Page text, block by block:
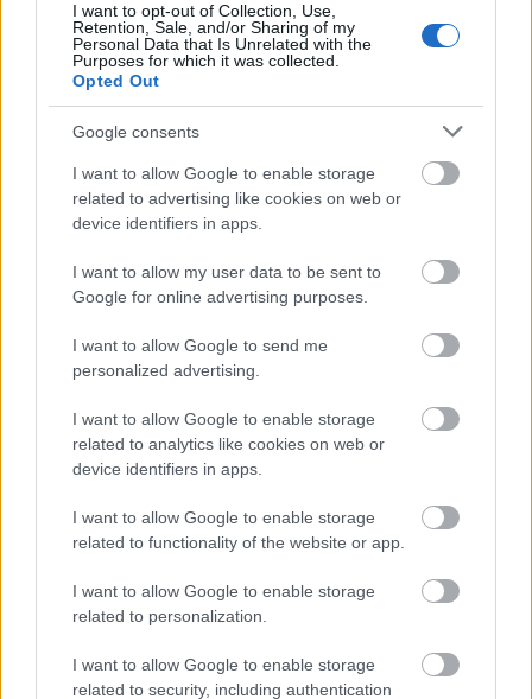
I want to opt-out of Collection, Use,
Retention, Sale, and/or Sharing of my
Personal Data that Is Unrelated with the
Purposes for which it was collected.
Opted Out
Google consents
I want to allow Google to enable storage
related to advertising like cookies on web or
device identifiers in apps.
I want to allow my user data to be sent to
Google for online advertising purposes.
I want to allow Google to send me
personalized advertising.
I want to allow Google to enable storage
related to analytics like cookies on web or
device identifiers in apps.
I want to allow Google to enable storage
related to functionality of the website or app.
I want to allow Google to enable storage
related to personalization.
I want to allow Google to enable storage
related to security, including authentication
συνολικός αριθμός των Υπαξιωματικών να
δικαιολογεί τη δυσανάλογη σχέση του με αυτόν
των Αξιωματικών κάθε προέλευσης (ΑΣΕΙ, ΑΣΣΥ,
διατάραξη της Πυραμίδας δεν οφείλεται στην
προαγωγή των Υπαξιωματικών σε Αξιωματικούς,
i) στο δημογραφικό πρόβλημα, ii) στην πολυετή
iii) στη συστηματική μείωση των εισακτέων στις
Στρατιωτικές Σχολές Υπαξιωματικών, και iv) στην
αλλαγή του συνταξιοδοτικού πλαισίου
(Ν.4387/2016, «Νόμος Κατρούγκαλου), σύμφωνα
με το οποίο πολλά στελέχη (Αξιωματικοί
προέλευσης τόσο ΑΣΕΙ όσο κυρίως ΑΣΣΥ και ΕΜΘ)
εγκλωβίστηκαν και αναγκάστηκαν να παραμείνουν
εν ενεργεία για περισσότερα έτη σε σχέση με
παλαιότερα, αυξάνοντας έτσι τους αριθμούς των